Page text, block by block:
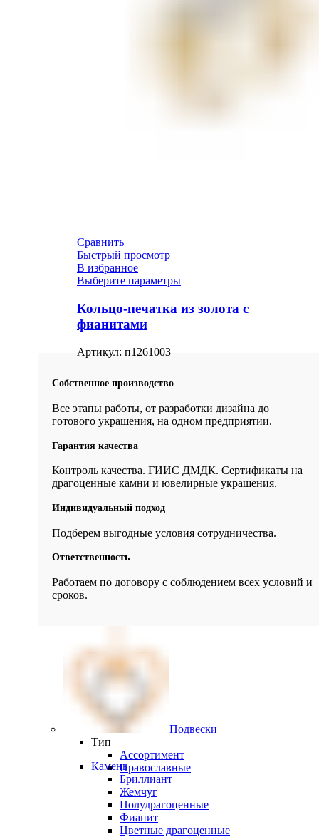
Сравнить
Быстрый просмотр
В избранное
Выберите параметры
Кольцо-печатка из золота с
фианитами
Артикул: п1261003
Собственное производство
Все этапы работы, от разработки дизайна до
готового украшения, на одном предприятии.
Гарантия качества
Контроль качества. ГИИС ДМДК. Сертификаты на
драгоценные камни и ювелирные украшения.
Индивидуальный подход
Подберем выгодные условия сотрудничества.
Ответственность
Работаем по договору с соблюдением всех условий и
сроков.
Подвески
Тип
Ассортимент
Православные
Камень
Бриллиант
Жемчуг
Полудрагоценные
Фианит
Цветные драгоценные